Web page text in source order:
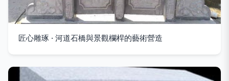
匠心雕琢 · 河道石橋與景觀欄桿的藝術營造